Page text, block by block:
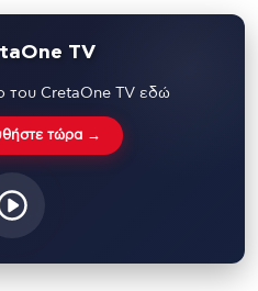
TV
του CretaOne TV εδώ
τώρα →